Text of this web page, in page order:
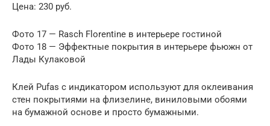
Цена: 230 руб.
Фото 17 — Rasch Florentine в интерьере гостиной
Фото 18 — Эффектные покрытия в интерьере фьюжн от
Лады Кулаковой
Клей Pufas с индикатором используют для оклеивания
стен покрытиями на флизелине, виниловыми обоями
на бумажной основе и просто бумажными.